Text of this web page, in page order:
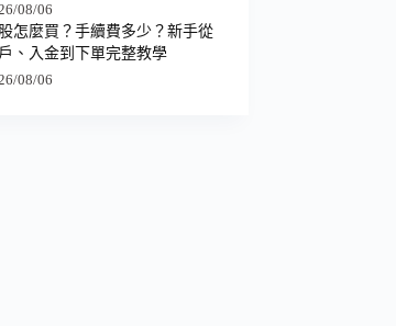
08/06
怎麼買？手續費多少？新手從
、入金到下單完整教學
08/06